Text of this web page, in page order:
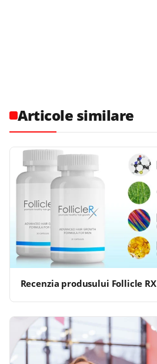
Articole similare
Recenzia produsului Follicle RX